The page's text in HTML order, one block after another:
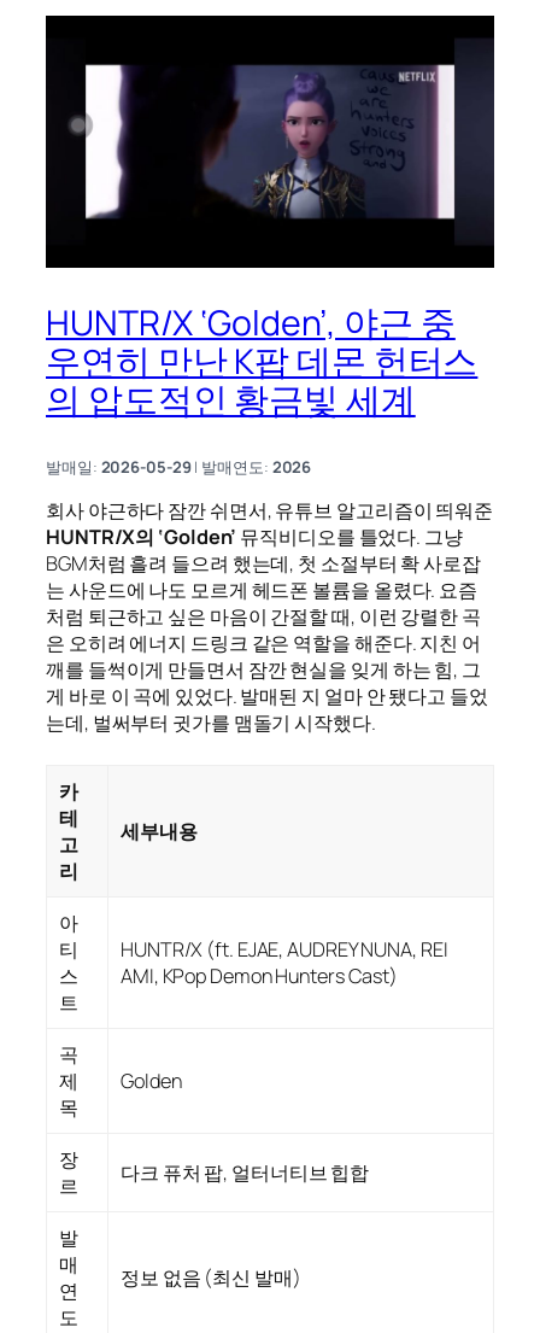
HUNTR/X ‘Golden’, 야근 중
우연히 만난 K팝 데몬 헌터스
의 압도적인 황금빛 세계
발매일: 2026-05-29| 발매연도: 2026
회사 야근하다 잠깐 쉬면서, 유튜브 알고리즘이 띄워준
HUNTR/X의 ‘Golden’ 뮤직비디오를 틀었다. 그냥
BGM처럼 흘려 들으려 했는데, 첫 소절부터 확 사로잡
는 사운드에 나도 모르게 헤드폰 볼륨을 올렸다. 요즘
처럼 퇴근하고 싶은 마음이 간절할 때, 이런 강렬한 곡
은 오히려 에너지 드링크 같은 역할을 해준다. 지친 어
깨를 들썩이게 만들면서 잠깐 현실을 잊게 하는 힘, 그
게 바로 이 곡에 있었다. 발매된 지 얼마 안 됐다고 들었
는데, 벌써부터 귓가를 맴돌기 시작했다.
카
테
고
리
세부내용
아
티
스
트
HUNTR/X (ft. EJAE, AUDREY NUNA, REI
AMI, KPop Demon Hunters Cast)
곡
제
목
Golden
장
르
다크 퓨처 팝, 얼터너티브 힙합
발
매
연
도
정보 없음 (최신 발매)